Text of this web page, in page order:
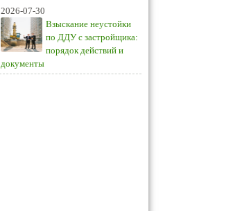
2026-07-30
Взыскание неустойки
по ДДУ с застройщика:
порядок действий и
документы